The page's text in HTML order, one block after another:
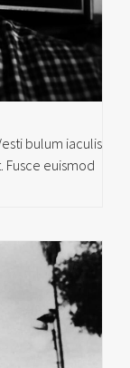
bulum iaculis
euismod